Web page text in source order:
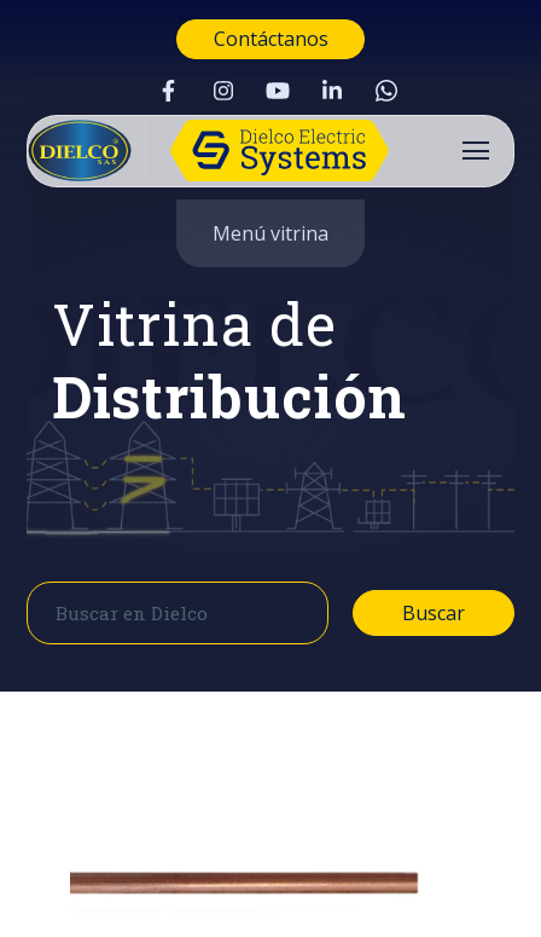
Contáctanos
Buscar
Menú vitrina
Vitrina de
Distribución
Buscar
Buscar